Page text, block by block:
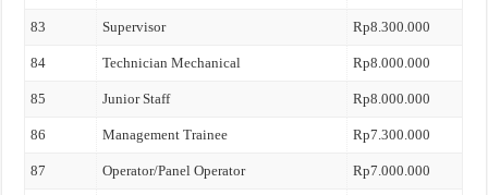
83 Supervisor Rp8.300.000
84 Technician Mechanical Rp8.000.000
85 Junior Staff Rp8.000.000
86 Management Trainee Rp7.300.000
87 Operator/Panel Operator Rp7.000.000